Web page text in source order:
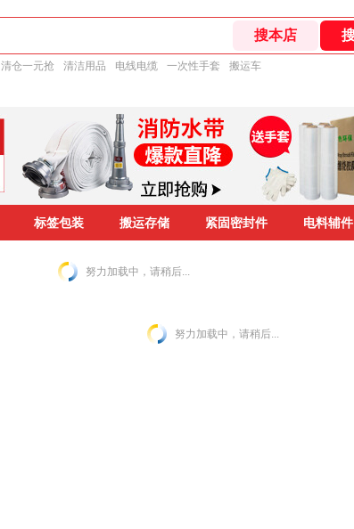
清仓一元抢 清洁用品 电线电缆 一次性手套 搬运车
标签包装 搬运存储 紧固密封件 电料辅件
努力加载中，请稍后...
努力加载中，请稍后...